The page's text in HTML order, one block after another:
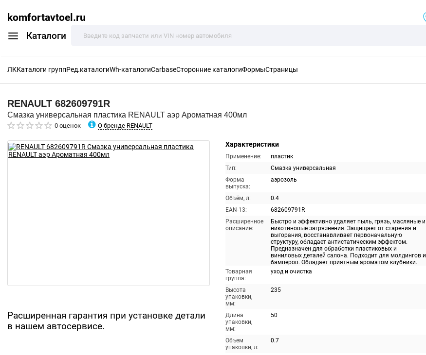
komfortavtoel.ru
Каталоги
ЛККаталоги группРед.каталогиWh-каталогиCarbaseСторонние каталогиФормыСтраницы
RENAULT 682609791R
Смазка универсальная пластика RENAULT аэр Ароматная 400мл
0 оценок О бренде RENAULT
Расширенная гарантия при установке детали
в нашем автосервисе.
Характеристики
Применение:
пластик
Тип:
Смазка универсальная
Форма
выпуска:
аэрозоль
Объём, л:
0.4
EAN-13:
682609791R
Расширенное
описание:
Быстро и эффективно удаляет пыль, грязь, масляные и
никотиновые загрязнения. Защищает от старения и
выгорания, восстанавливает первоначальную
структуру, обладает антистатическим эффектом.
Предназначен для обработки пластиковых и
виниловых деталей салона. Подходит для молдингов и
бамперов. Обладает приятным ароматом клубники.
Товарная
группа:
уход и очистка
Высота
упаковки,
мм:
235
Длина
упаковки,
мм:
50
Объем
упаковки, л:
0.7